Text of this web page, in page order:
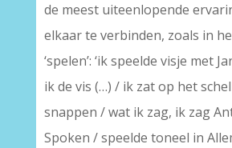
de meest uiteenlopende
elkaar te verbinden, zoals in
‘spelen’: ‘ik speelde visje met
ik de vis (…) / ik zat op het
snappen / wat ik zag, ik zag
Spoken / speelde toneel in